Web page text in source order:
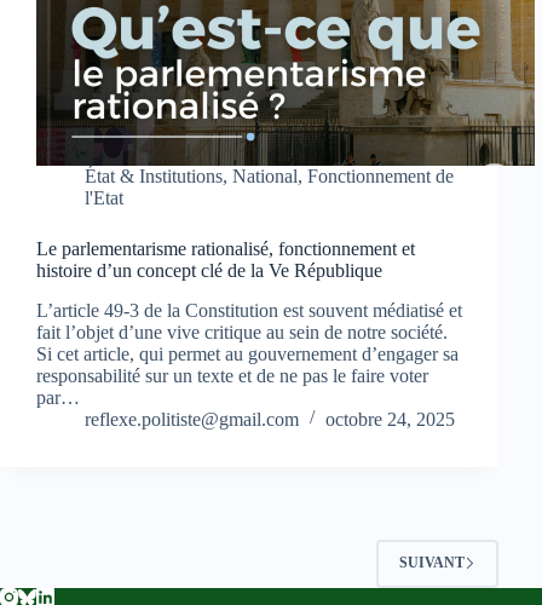
État & Institutions, National, Fonctionnement de
l'Etat
Le parlementarisme rationalisé, fonctionnement et
histoire d’un concept clé de la Ve République
L’article 49-3 de la Constitution est souvent médiatisé et
fait l’objet d’une vive critique au sein de notre société.
Si cet article, qui permet au gouvernement d’engager sa
responsabilité sur un texte et de ne pas le faire voter
par…
reflexe.politiste@gmail.com
octobre 24, 2025
SUIVANT